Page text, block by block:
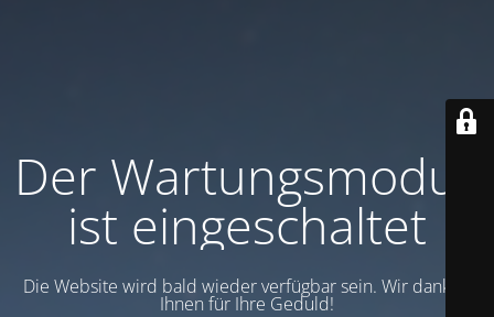
Der Wartungsmodus
ist eingeschaltet
Die Website wird bald wieder verfügbar sein. Wir danken
Ihnen für Ihre Geduld!